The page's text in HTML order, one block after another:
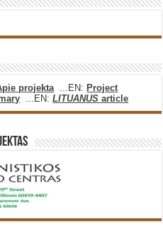
projekta ...EN:Project
...EN:LITUANUS article